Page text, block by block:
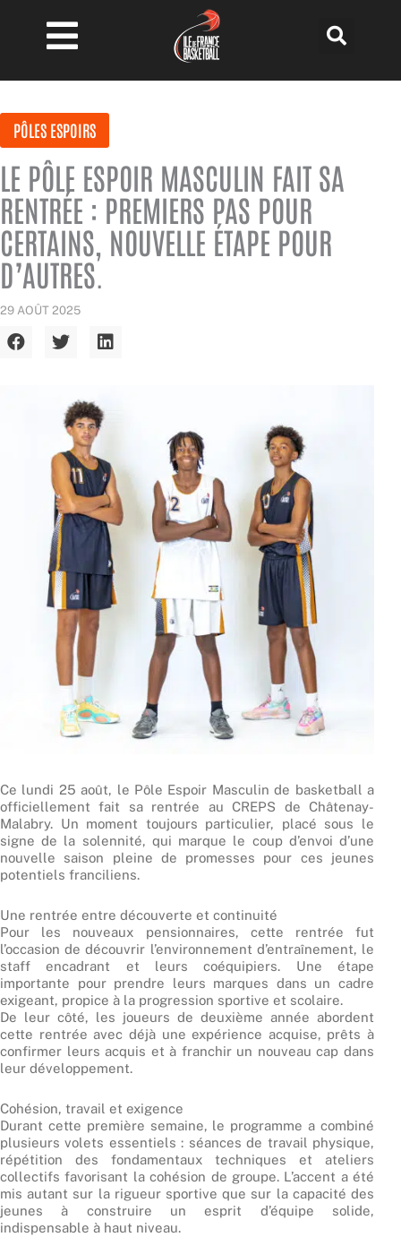
contenu
PÔLES ESPOIRS
LE PÔLE ESPOIR MASCULIN FAIT SA
RENTRÉE : PREMIERS PAS POUR
CERTAINS, NOUVELLE ÉTAPE POUR
D’AUTRES.
29 AOÛT 2025
Ce lundi 25 août, le Pôle Espoir Masculin de basketball a
officiellement fait sa rentrée au CREPS de Châtenay-
Malabry. Un moment toujours particulier, placé sous le
signe de la solennité, qui marque le coup d’envoi d’une
nouvelle saison pleine de promesses pour ces jeunes
potentiels franciliens.
Une rentrée entre découverte et continuité
Pour les nouveaux pensionnaires, cette rentrée fut
l’occasion de découvrir l’environnement d’entraînement, le
staff encadrant et leurs coéquipiers. Une étape
importante pour prendre leurs marques dans un cadre
exigeant, propice à la progression sportive et scolaire.
De leur côté, les joueurs de deuxième année abordent
cette rentrée avec déjà une expérience acquise, prêts à
confirmer leurs acquis et à franchir un nouveau cap dans
leur développement.
Cohésion, travail et exigence
Durant cette première semaine, le programme a combiné
plusieurs volets essentiels : séances de travail physique,
répétition des fondamentaux techniques et ateliers
collectifs favorisant la cohésion de groupe. L’accent a été
mis autant sur la rigueur sportive que sur la capacité des
jeunes à construire un esprit d’équipe solide,
indispensable à haut niveau.